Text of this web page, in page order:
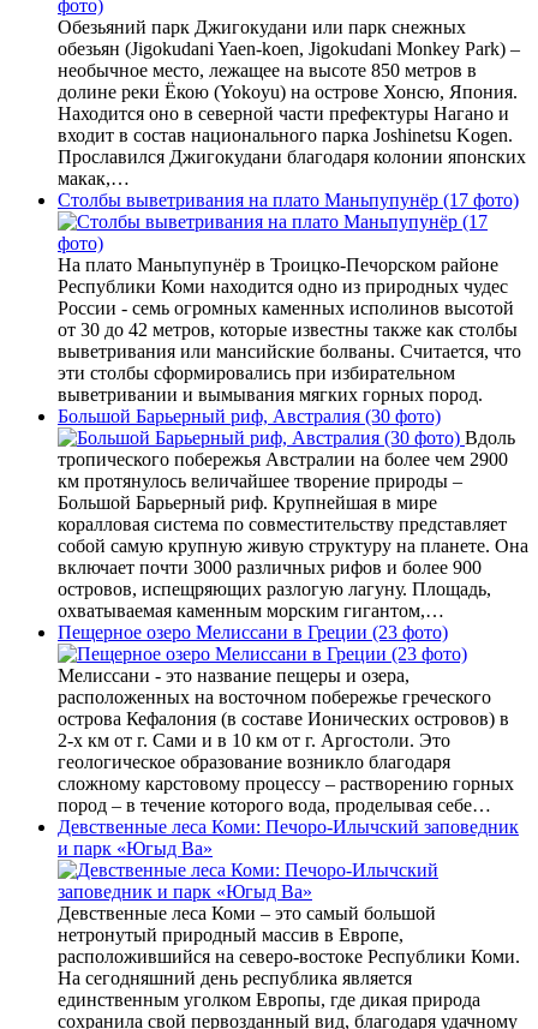
Обезьяний парк Джигокудани или парк снежных
обезьян (Jigokudani Yaen-koen, Jigokudani Monkey Park) –
необычное место, лежащее на высоте 850 метров в
долине реки Ёкою (Yokoyu) на острове Хонсю, Япония.
Находится оно в северной части префектуры Нагано и
входит в состав национального парка Joshinetsu Kogen.
Прославился Джигокудани благодаря колонии японских
макак,…
Столбы выветривания на плато Маньпупунёр (17 фото)
На плато Маньпупунёр в Троицко-Печорском районе
Республики Коми находится одно из природных чудес
России - семь огромных каменных исполинов высотой
от 30 до 42 метров, которые известны также как столбы
выветривания или мансийские болваны. Считается, что
эти столбы сформировались при избирательном
выветривании и вымывания мягких горных пород.
Большой Барьерный риф, Австралия (30 фото)
Вдоль
тропического побережья Австралии на более чем 2900
км протянулось величайшее творение природы –
Большой Барьерный риф. Крупнейшая в мире
коралловая система по совместительству представляет
собой самую крупную живую структуру на планете. Она
включает почти 3000 различных рифов и более 900
островов, испещряющих разлогую лагуну. Площадь,
охватываемая каменным морским гигантом,…
Пещерное озеро Мелиссани в Греции (23 фото)
Мелиссани - это название пещеры и озера,
расположенных на восточном побережье греческого
острова Кефалония (в составе Ионических островов) в
2-х км от г. Сами и в 10 км от г. Аргостоли. Это
геологическое образование возникло благодаря
сложному карстовому процессу – растворению горных
пород – в течение которого вода, проделывая себе…
Девственные леса Коми: Печоро-Илычский заповедник
и парк «Югыд Ва»
Девственные леса Коми – это самый большой
нетронутый природный массив в Европе,
расположившийся на северо-востоке Республики Коми.
На сегодняшний день республика является
единственным уголком Европы, где дикая природа
сохранила свой первозданный вид, благодаря удачному